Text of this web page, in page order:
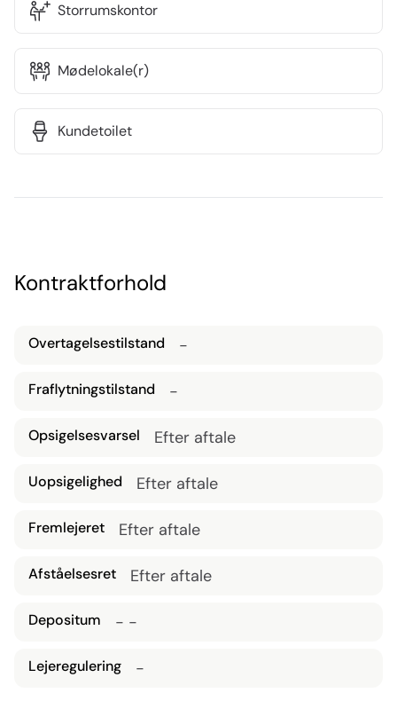
Storrumskontor
Mødelokale(r)
Kundetoilet
Kontraktforhold
Overtagelsestilstand -
Fraflytningstilstand -
Opsigelsesvarsel Efter aftale
Uopsigelighed Efter aftale
Fremlejeret Efter aftale
Afståelsesret Efter aftale
Depositum - -
Lejeregulering -